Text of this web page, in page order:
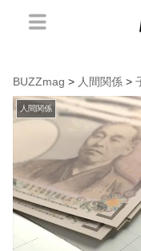
BUZZmag > 人間関係 >
人間関係